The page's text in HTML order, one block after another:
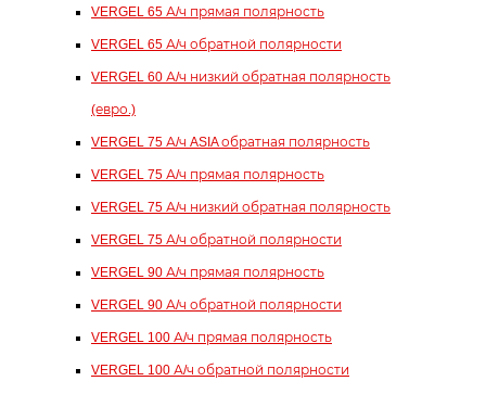
VERGEL 65 А/ч прямая полярность
VERGEL 65 А/ч обратной полярности
VERGEL 60 А/ч низкий обратная полярность
(евро.)
VERGEL 75 А/ч ASIA обратная полярность
VERGEL 75 А/ч прямая полярность
VERGEL 75 А/ч низкий обратная полярность
VERGEL 75 А/ч обратной полярности
VERGEL 90 А/ч прямая полярность
VERGEL 90 А/ч обратной полярности
VERGEL 100 А/ч прямая полярность
VERGEL 100 А/ч обратной полярности